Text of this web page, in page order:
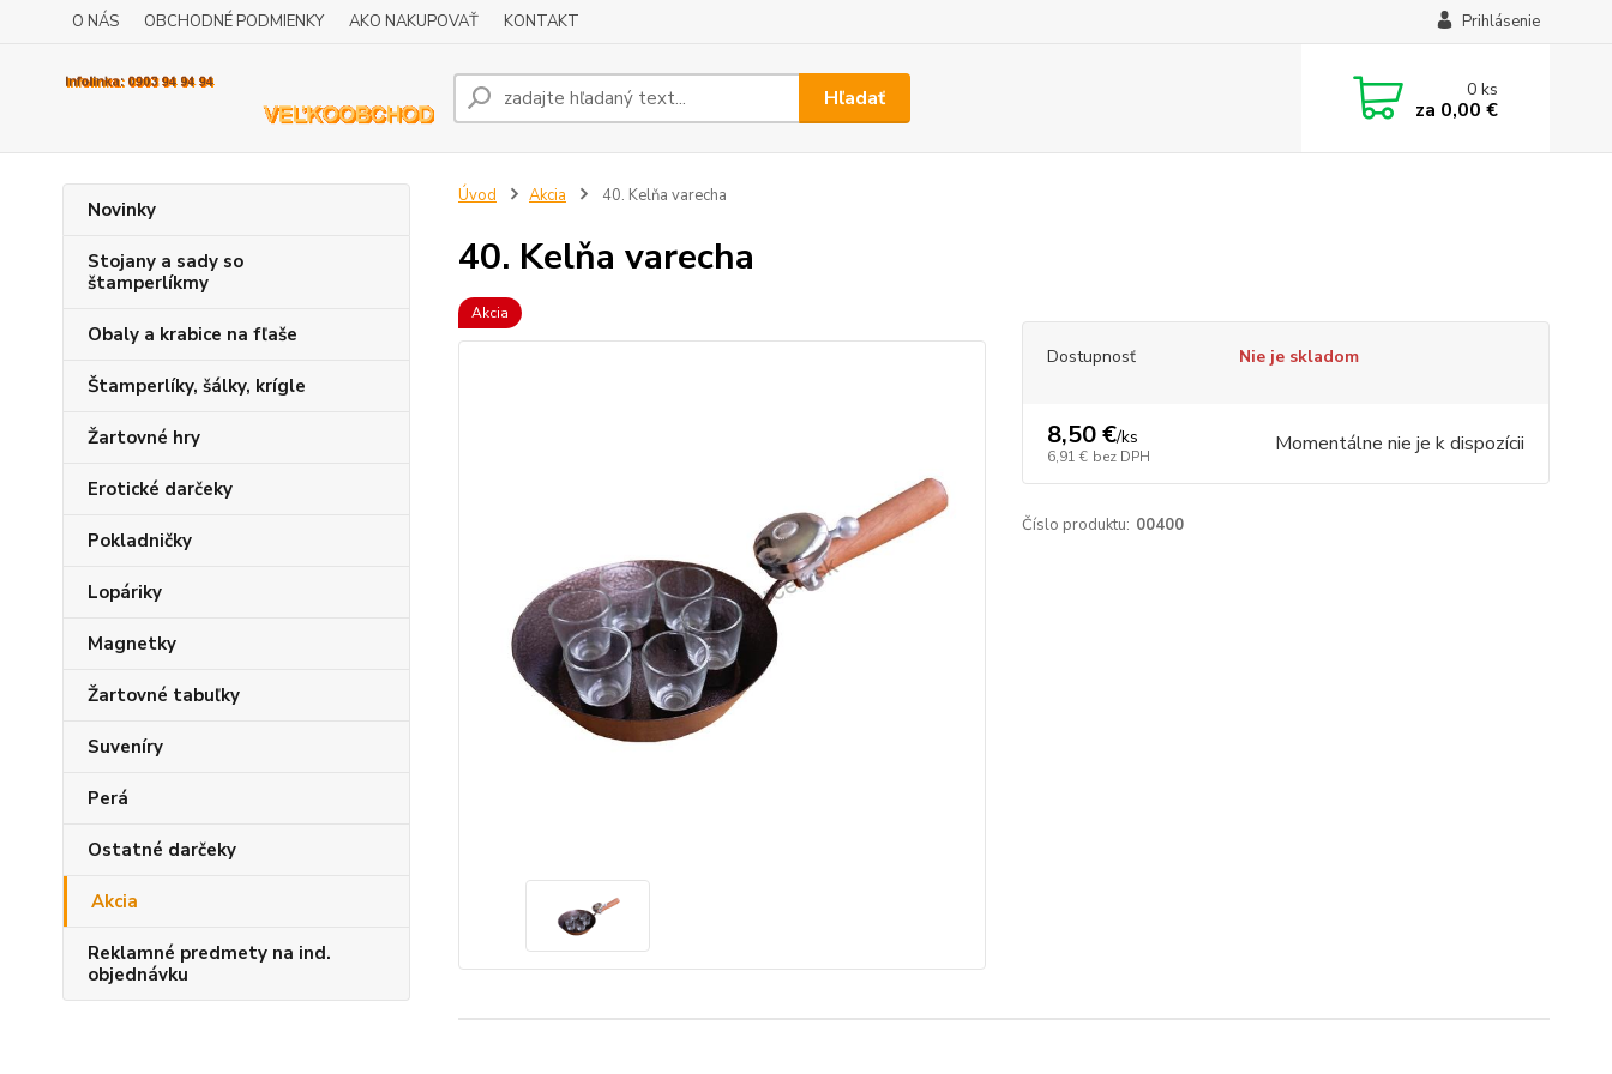
O NÁS OBCHODNÉ PODMIENKY AKO NAKUPOVAŤ KONTAKT Prihlásenie
Hľadať 0ks
za 0,00 €
Novinky
Stojany a sady so
štamperlíkmy
Obaly a krabice na fľaše
Štamperlíky, šálky, krígle
Žartovné hry
Erotické darčeky
Pokladničky
Lopáriky
Magnetky
Žartovné tabuľky
Suveníry
Perá
Ostatné darčeky
Akcia
Reklamné predmety na ind.
objednávku
Úvod Akcia 40. Kelňa varecha
40. Kelňa varecha
Akcia
Dostupnosť Nie je skladom
8,50 €/ks
6,91 € bez DPH Momentálne nie je k dispozícii
Číslo produktu: 00400